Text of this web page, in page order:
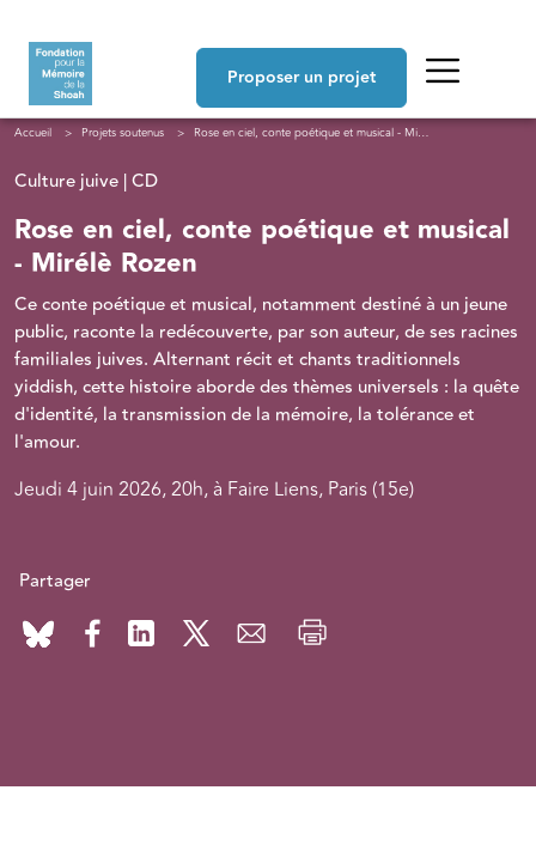
Proposer un projet
Fil d'Ariane
Accueil Projets soutenus Rose en ciel, conte poétique et musical - Mirélè Rozen
Culture juive | CD
Rose en ciel, conte poétique et musical
- Mirélè Rozen
Ce conte poétique et musical, notamment destiné à un jeune
public, raconte la redécouverte, par son auteur, de ses racines
familiales juives. Alternant récit et chants traditionnels
yiddish, cette histoire aborde des thèmes universels : la quête
d'identité, la transmission de la mémoire, la tolérance et
l'amour.
Jeudi 4 juin 2026, 20h, à Faire Liens, Paris (15e)
Partager